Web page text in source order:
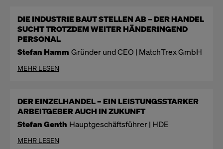
DIE INDUSTRIE BAUT STELLEN AB – DER HANDEL
SUCHT TROTZDEM WEITER HÄNDERINGEND
PERSONAL
Stefan Hamm Gründer und CEO | MatchTrex GmbH
MEHR LESEN
DER EINZELHANDEL – EIN LEISTUNGSSTARKER
ARBEITGEBER AUCH IN ZUKUNFT
Stefan Genth Hauptgeschäftsführer | HDE
MEHR LESEN